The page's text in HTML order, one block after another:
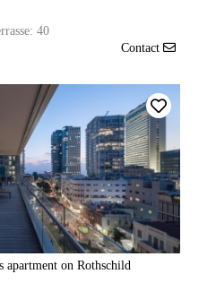
40
Contact
apartment on Rothschild